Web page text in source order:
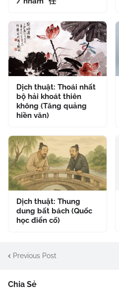
Dịch thuật: Thoái nhất
bộ hải khoát thiên
không (Tăng quảng
hiền văn)
Dịch thuật: Thung
dung bất bách (Quốc
học điển cố)
Previous Post
Chia Sẻ